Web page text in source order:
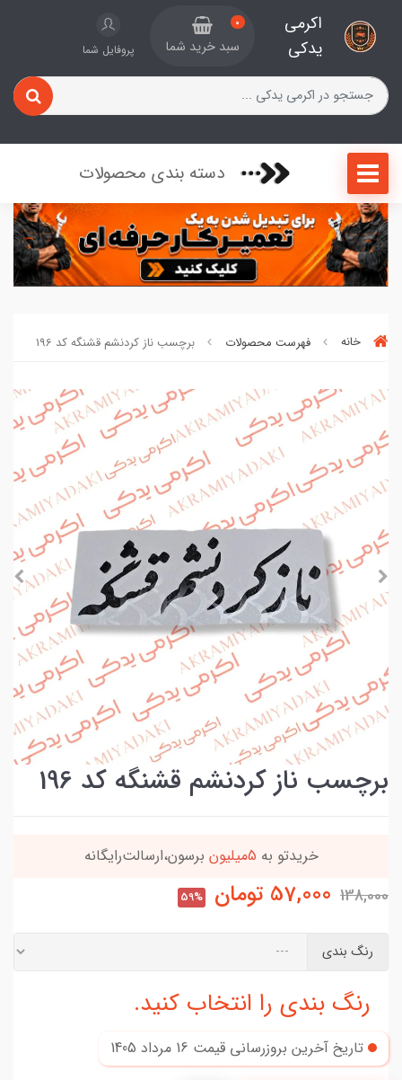
اکرمی
یدکی
0
سبد خرید شما پروفایل شما
دسته بندی محصولات
خانه فهرست محصولات برچسب ناز کردنشم قشنگه کد 196
برچسب ناز کردنشم قشنگه کد 196
خریدتو به5میلیون برسون،ارسالت‌رایگانه
138,000
57,000 تومان 59%
رنگ بندی
رنگ بندی را انتخاب کنید.
تاریخ آخرین بروزرسانی قیمت 16 مرداد 1405